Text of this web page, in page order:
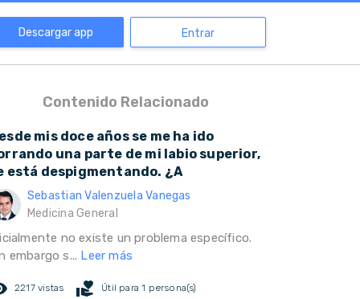
Descargar app Entrar
Contenido Relacionado
mis doce años se me ha ido
una parte de mi labio superior,
está despigmentando. ¿A
Sebastian Valenzuela Vanegas
Medicina General
no existe un problema específico.
embargo s... Leer más
2217 vistas volunteer_activism Útil para 1 persona(s)